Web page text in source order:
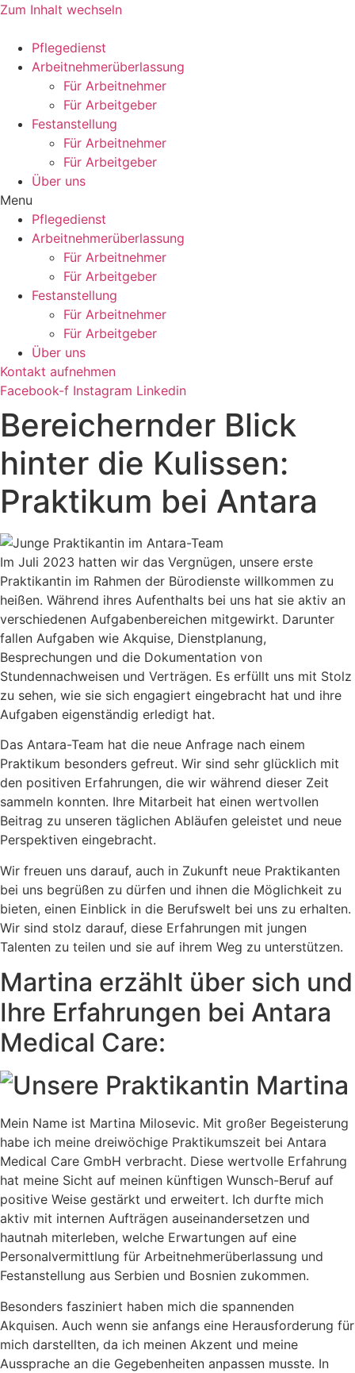
Zum Inhalt wechseln
Pflegedienst
Arbeitnehmerüberlassung
Für Arbeitnehmer
Für Arbeitgeber
Festanstellung
Für Arbeitnehmer
Für Arbeitgeber
Über uns
Menu
Pflegedienst
Arbeitnehmerüberlassung
Für Arbeitnehmer
Für Arbeitgeber
Festanstellung
Für Arbeitnehmer
Für Arbeitgeber
Über uns
Kontakt aufnehmen
Facebook-f Instagram Linkedin
Bereichernder Blick
hinter die Kulissen:
Praktikum bei Antara
Im Juli 2023 hatten wir das Vergnügen, unsere erste
Praktikantin im Rahmen der Bürodienste willkommen zu
heißen. Während ihres Aufenthalts bei uns hat sie aktiv an
verschiedenen Aufgabenbereichen mitgewirkt. Darunter
fallen Aufgaben wie Akquise, Dienstplanung,
Besprechungen und die Dokumentation von
Stundennachweisen und Verträgen. Es erfüllt uns mit Stolz
zu sehen, wie sie sich engagiert eingebracht hat und ihre
Aufgaben eigenständig erledigt hat.
Das Antara-Team hat die neue Anfrage nach einem
Praktikum besonders gefreut. Wir sind sehr glücklich mit
den positiven Erfahrungen, die wir während dieser Zeit
sammeln konnten. Ihre Mitarbeit hat einen wertvollen
Beitrag zu unseren täglichen Abläufen geleistet und neue
Perspektiven eingebracht.
Wir freuen uns darauf, auch in Zukunft neue Praktikanten
bei uns begrüßen zu dürfen und ihnen die Möglichkeit zu
bieten, einen Einblick in die Berufswelt bei uns zu erhalten.
Wir sind stolz darauf, diese Erfahrungen mit jungen
Talenten zu teilen und sie auf ihrem Weg zu unterstützen.
Martina erzählt über sich und
Ihre Erfahrungen bei Antara
Medical Care:
Mein Name ist Martina Milosevic. Mit großer Begeisterung
habe ich meine dreiwöchige Praktikumszeit bei Antara
Medical Care GmbH verbracht. Diese wertvolle Erfahrung
hat meine Sicht auf meinen künftigen Wunsch-Beruf auf
positive Weise gestärkt und erweitert. Ich durfte mich
aktiv mit internen Aufträgen auseinandersetzen und
hautnah miterleben, welche Erwartungen auf eine
Personalvermittlung für Arbeitnehmerüberlassung und
Festanstellung aus Serbien und Bosnien zukommen.
Besonders fasziniert haben mich die spannenden
Akquisen. Auch wenn sie anfangs eine Herausforderung für
mich darstellten, da ich meinen Akzent und meine
Aussprache an die Gegebenheiten anpassen musste. In